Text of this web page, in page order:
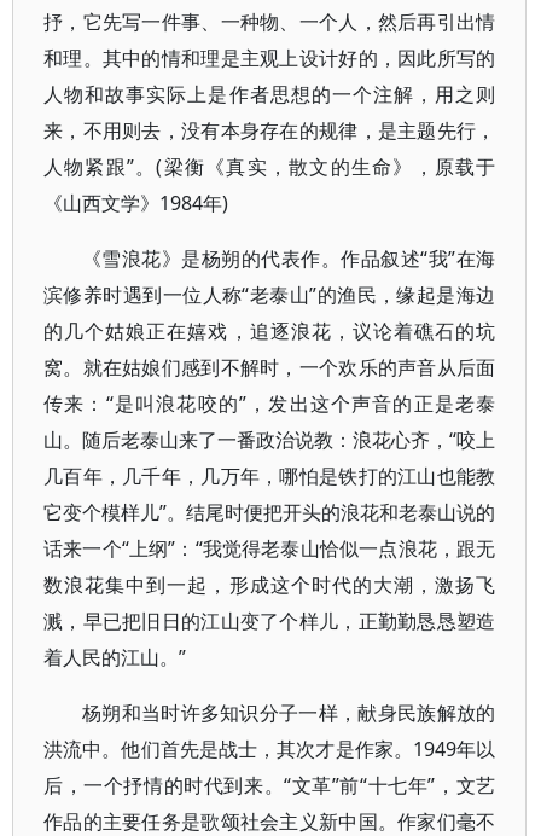
抒，它先写一件事、一种物、一个人，然后再引出情
和理。其中的情和理是主观上设计好的，因此所写的
人物和故事实际上是作者思想的一个注解，用之则
来，不用则去，没有本身存在的规律，是主题先行，
人物紧跟”。(梁衡《真实，散文的生命》，原载于
《山西文学》1984年)
《雪浪花》是杨朔的代表作。作品叙述“我”在海
滨修养时遇到一位人称“老泰山”的渔民，缘起是海边
的几个姑娘正在嬉戏，追逐浪花，议论着礁石的坑
窝。就在姑娘们感到不解时，一个欢乐的声音从后面
传来：“是叫浪花咬的”，发出这个声音的正是老泰
山。随后老泰山来了一番政治说教：浪花心齐，“咬上
几百年，几千年，几万年，哪怕是铁打的江山也能教
它变个模样儿”。结尾时便把开头的浪花和老泰山说的
话来一个“上纲”：“我觉得老泰山恰似一点浪花，跟无
数浪花集中到一起，形成这个时代的大潮，激扬飞
溅，早已把旧日的江山变了个样儿，正勤勤恳恳塑造
着人民的江山。”
杨朔和当时许多知识分子一样，献身民族解放的
洪流中。他们首先是战士，其次才是作家。1949年以
后，一个抒情的时代到来。“文革”前“十七年”，文艺
作品的主要任务是歌颂社会主义新中国。作家们毫不